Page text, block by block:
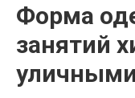
Форма
занятий